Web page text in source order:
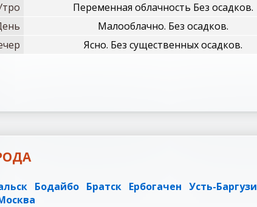
Переменная облачность Без осадков.
Малооблачно. Без осадков.
Ясно. Без существенных осадков.
Бодайбо Братск Ербогачен Усть-